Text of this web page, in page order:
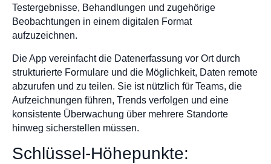
Testergebnisse, Behandlungen und zugehörige
Beobachtungen in einem digitalen Format
aufzuzeichnen.
Die App vereinfacht die Datenerfassung vor Ort durch
strukturierte Formulare und die Möglichkeit, Daten remote
abzurufen und zu teilen. Sie ist nützlich für Teams, die
Aufzeichnungen führen, Trends verfolgen und eine
konsistente Überwachung über mehrere Standorte
hinweg sicherstellen müssen.
Schlüssel-Höhepunkte: